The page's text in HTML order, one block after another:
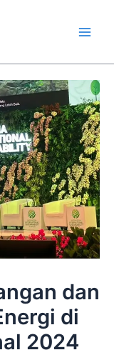
dan
di
2024